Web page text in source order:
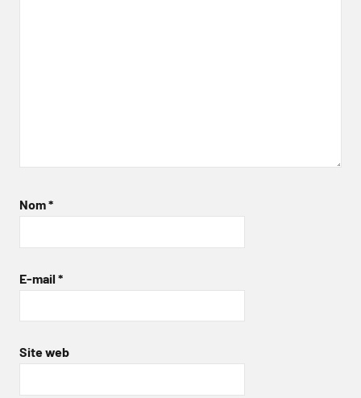
Nom*
E-mail *
Site web